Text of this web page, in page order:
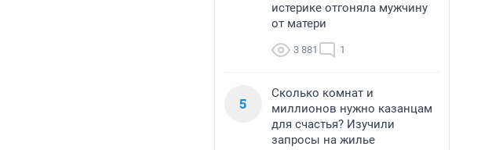
истерике отгоняла мужчину
от матери
3 881 1
5
Сколько комнат и
миллионов нужно казанцам
для счастья? Изучили
запросы на жилье